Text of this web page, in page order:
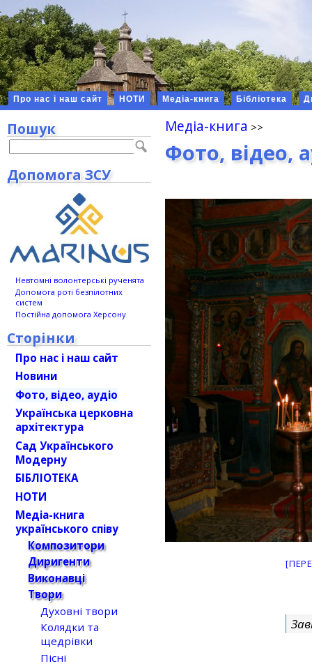
Про нас і наш сайт НОТИ Медіа-книга Бібліотека
Медіа-книга
Фото, відео,
Пошук
Допомога ЗСУ
Невтомні волонтерські рученята
Допомога роті безпілотних
систем
Постійна допомога Херсону
Сторінки
Про нас і наш сайт
Новини
Фото, відео, аудіо
Українська церковна
архітектура
Сад Українського
Модерну
БІБЛІОТЕКА
НОТИ
Медіа-книга
українського співу
Композитори
Диригенти
Виконавці
Твори
Духовні твори
Колядки та
щедрівки
Пісні